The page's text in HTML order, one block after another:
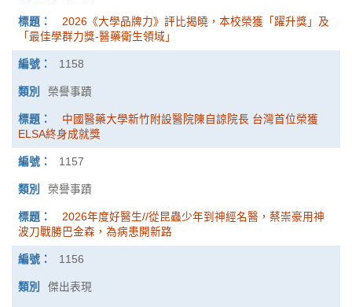
2026《大學品牌力》評比揭曉，本校榮獲「躍升獎」及
「最佳學群力獎-醫藥衛生領域」
1158
榮譽事蹟
中國醫藥大學新竹附設醫院陳自諒院長 台灣首位榮獲
ELSA終身成就獎
1157
榮譽事蹟
2026年度好醫生//從昆蟲少年到神經名醫，蔡崇豪用神
波刀戰勝巴金森，為病患開新路
1156
傑出表現